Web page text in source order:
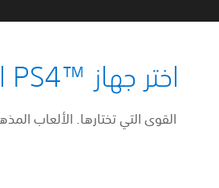
اختر جهاز ™PS4 الخاص بك
القوى التي تختارها. الألعاب المذهلة